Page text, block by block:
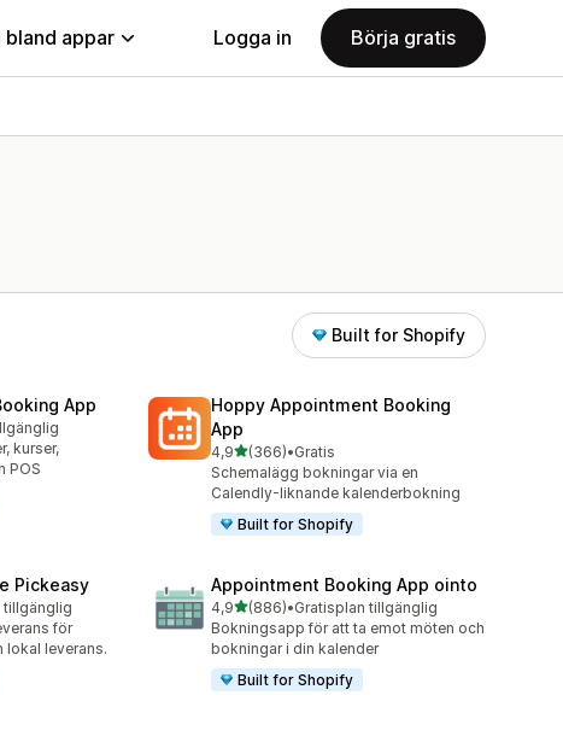
bland appar Logga in Börja gratis
Built for Shopify
App
kurser,
POS
Hoppy Appointment Booking
App
4,9av 5 stjärnor
(366)
366 recensioner totalt
•Gratis
Schemalägg bokningar via en
Calendly-liknande kalenderbokning
Built for Shopify
Pickeasy
tillgänglig
för
lokal leverans.
Appointment Booking App ointo
4,9av 5 stjärnor
(886)
886 recensioner totalt
•Gratisplan tillgänglig
Bokningsapp för att ta emot möten och
bokningar i din kalender
Built for Shopify